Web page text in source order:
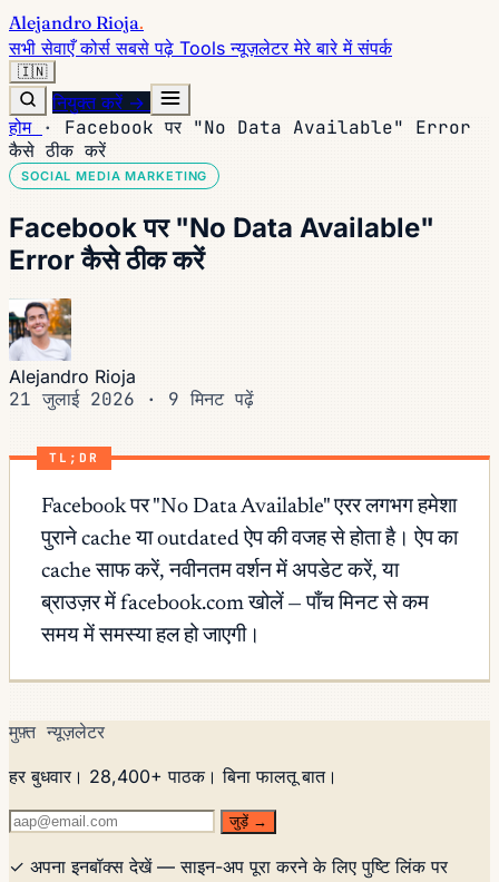
Alejandro Rioja.
सभी सेवाएँकोर्ससबसे पढ़े Toolsन्यूज़लेटरमेरे बारे मेंसंपर्क
🇮🇳
नियुक्त करें →
होम ·
Facebook पर "No Data Available" Error
कैसे ठीक करें
SOCIAL MEDIA MARKETING
Facebook पर "No Data Available"
Error कैसे ठीक करें
Alejandro Rioja
21 जुलाई 2026 · 9 मिनट पढ़ें
TL;DR
Facebook पर "No Data Available" एरर लगभग हमेशा
पुराने cache या outdated ऐप की वजह से होता है। ऐप का
cache साफ करें, नवीनतम वर्शन में अपडेट करें, या
ब्राउज़र में facebook.com खोलें — पाँच मिनट से कम
समय में समस्या हल हो जाएगी।
मुफ़्त न्यूज़लेटर
हर बुधवार। 28,400+ पाठक। बिना फालतू बात।
जुड़ें →
✓ अपना इनबॉक्स देखें — साइन-अप पूरा करने के लिए पुष्टि लिंक पर